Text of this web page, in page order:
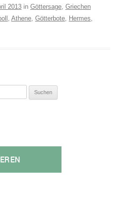
2013 in Göttersage, Griechen
, Athene, Götterbote, Hermes,